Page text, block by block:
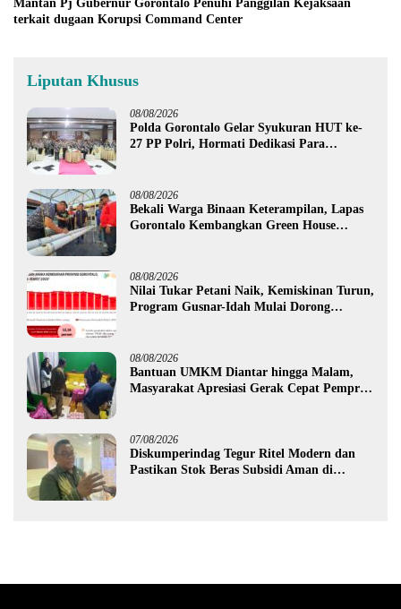
Mantan Pj Gubernur Gorontalo Penuhi Panggilan Kejaksaan
terkait dugaan Korupsi Command Center
Liputan Khusus
08/08/2026
Polda Gorontalo Gelar Syukuran HUT ke-
27 PP Polri, Hormati Dedikasi Para
08/08/2026
Bekali Warga Binaan Keterampilan, Lapas
Gorontalo Kembangkan Green House
08/08/2026
Nilai Tukar Petani Naik, Kemiskinan Turun,
Program Gusnar-Idah Mulai Dorong
08/08/2026
Bantuan UMKM Diantar hingga Malam,
Masyarakat Apresiasi Gerak Cepat Pemprov
07/08/2026
Diskumperindag Tegur Ritel Modern dan
Pastikan Stok Beras Subsidi Aman di